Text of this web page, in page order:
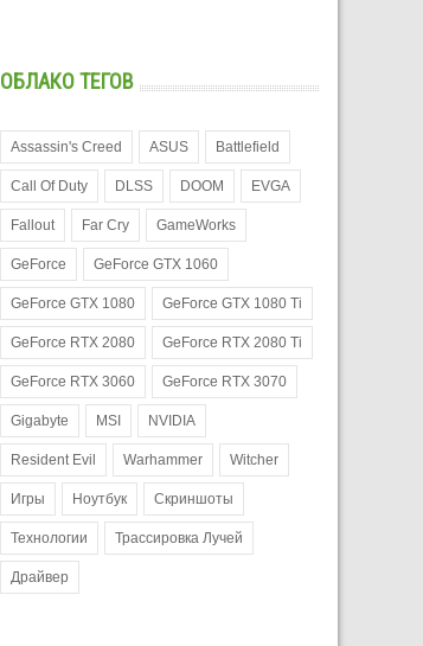
ОБЛАКО ТЕГОВ
Assassin's Creed ASUS Battlefield
Call Of Duty DLSS DOOM EVGA
Fallout Far Cry GameWorks
GeForce GeForce GTX 1060
GeForce GTX 1080 GeForce GTX 1080 Ti
GeForce RTX 2080 GeForce RTX 2080 Ti
GeForce RTX 3060 GeForce RTX 3070
Gigabyte MSI NVIDIA
Resident Evil Warhammer Witcher
Игры Ноутбук Скриншоты
Технологии Трассировка Лучей
Драйвер